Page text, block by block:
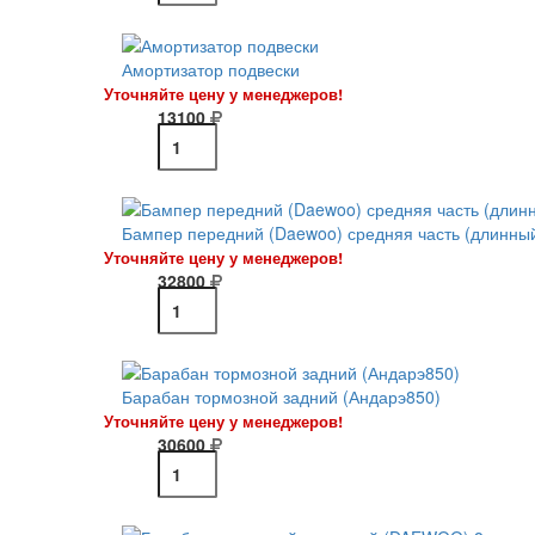
Амортизатор подвески
Уточняйте цену у менеджеров!
13100
Бампер передний (Daewoo) средняя часть
Уточняйте цену у менеджеров!
32800
Барабан тормозной задний (Андарэ850)
Уточняйте цену у менеджеров!
30600